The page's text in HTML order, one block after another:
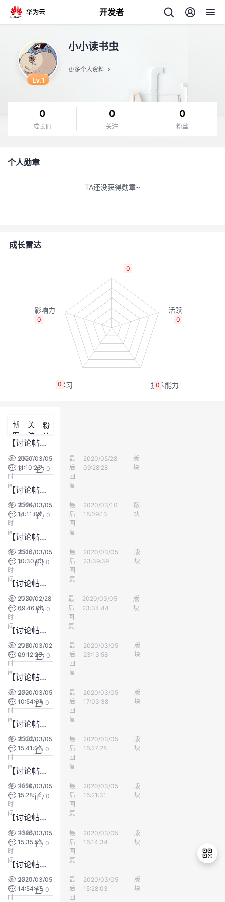
开发者
者
注
的
开
发
者
学
堂
我
的
课
程
我
的
认
证
我
的
实
验
我
的
收
藏
我
的
Programs
我
的
支
持
我
的
技
术
支
持
我
的
云
声
建
议
Lv.1
小小读书虫
更多个人资料
0
成长值
0
关注
0
粉丝
个人勋章
TA还没获得勋章~
成长雷达
0
0
0
0
0
博
客
关
注
粉
丝
【讨论帖】用户故事的DoD和AC傻傻分不清楚？
发
布
时
间
2020/03/05
11:10:23
最
后
回
复
kingtest
2020/05/28
09:28:28
版
块
4697
3
0
【讨论帖】用户故事有必要客户来编写？
发
布
时
间
2020/03/05
14:11:09
最
后
回
复
kaverjody
2020/03/10
18:09:13
版
块
2994
3
0
【讨论帖】在进入冲刺后，冲刺待办列表中的故事清单，开发团队可以提出修改吗？
发
布
时
间
2020/03/05
10:30:03
最
后
回
复
floraff
2020/03/05
23:39:39
版
块
2613
2
0
【讨论帖】估算的单位用什么？
发
布
时
间
2020/02/28
09:46:00
最
后
回
复
floraff
2020/03/05
23:34:44
版
块
2290
3
0
【讨论帖】MoSCow法则是鸡肋不？
发
布
时
间
2020/03/02
09:12:28
最
后
回
复
floraff
2020/03/05
23:13:58
版
块
2761
4
0
【讨论帖】异地分布式团队的站会，是物理看板好还是电子看板好呢？
发
布
时
间
2020/03/05
10:54:04
最
后
回
复
kaverjody
2020/03/05
17:03:38
版
块
1901
1
0
【讨论帖】撕掉 or 存档？
发
布
时
间
2020/03/05
15:41:06
最
后
回
复
kaverjody
2020/03/05
16:27:28
版
块
2092
1
0
【讨论帖】“给的比你要的多”可取吗？
发
布
时
间
2020/03/05
15:28:14
最
后
回
复
lte网络工程师
2020/03/05
16:21:31
版
块
1661
2
0
【讨论帖】没完成的用户故事卡片怎么处理？
发
布
时
间
2020/03/05
15:35:53
最
后
回
复
kaverjody
2020/03/05
16:14:34
版
块
1366
1
0
【讨论帖】多个人估算出的数值相差很大怎么办？
发
布
时
2020/03/05
14:54:45
最
后
回
kaverjody
2020/03/05
15:28:03
版
块
1978
1
0